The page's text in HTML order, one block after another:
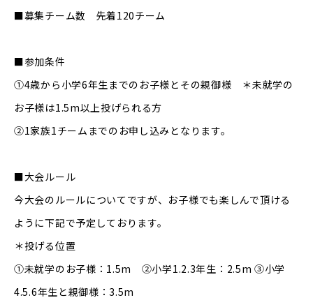
■募集チーム数 先着120チーム
■参加条件
①4歳から小学6年生までのお子様とその親御様 ＊未就学の
お子様は1.5m以上投げられる方
②1家族1チームまでのお申し込みとなります。
■大会ルール
今大会のルールについてですが、お子様でも楽しんで頂ける
ように下記で予定しております。
＊投げる位置
①未就学のお子様：1.5m ②小学1.2.3年生：2.5m ③小学
4.5.6年生と親御様：3.5m